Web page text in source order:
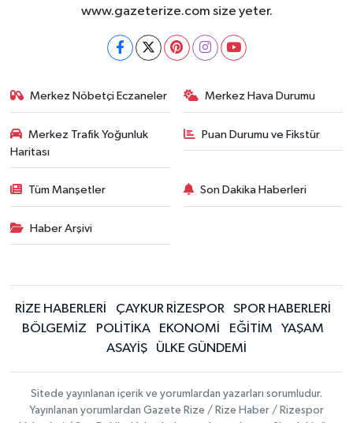
www.gazeterize.com size yeter.
Merkez Nöbetçi Eczaneler Merkez Hava Durumu
Merkez Trafik Yoğunluk
Haritası
Puan Durumu ve Fikstür
Tüm Manşetler Son Dakika Haberleri
Haber Arşivi
RİZE HABERLERİ ÇAYKUR RİZESPOR
SPOR HABERLERİ
BÖLGEMİZ
POLİTİKA EKONOMİ EĞİTİM
YAŞAM
ASAYİŞ
ÜLKE GÜNDEMİ
Sitede yayınlanan içerik ve yorumlardan yazarları sorumludur.
Yayınlanan yorumlardan Gazete Rize / Rize Haber / Rizespor